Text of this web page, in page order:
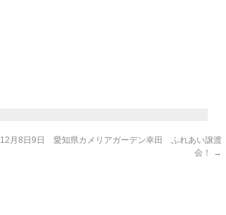
12月8日9日 愛知県カメリアガーデン幸田 ふれあい譲渡
会！
→